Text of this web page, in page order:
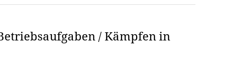
/ Kämpfen in